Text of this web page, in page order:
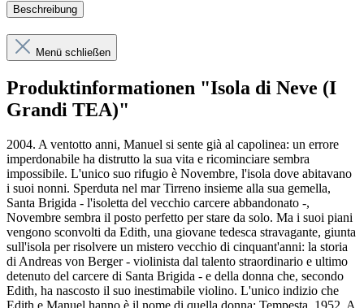
Beschreibung
Menü schließen
Produktinformationen "Isola di Neve (I
Grandi TEA)"
2004. A ventotto anni, Manuel si sente già al capolinea: un errore
imperdonabile ha distrutto la sua vita e ricominciare sembra
impossibile. L'unico suo rifugio è Novembre, l'isola dove abitavano
i suoi nonni. Sperduta nel mar Tirreno insieme alla sua gemella,
Santa Brigida - l'isoletta del vecchio carcere abbandonato -,
Novembre sembra il posto perfetto per stare da solo. Ma i suoi piani
vengono sconvolti da Edith, una giovane tedesca stravagante, giunta
sull'isola per risolvere un mistero vecchio di cinquant'anni: la storia
di Andreas von Berger - violinista dal talento straordinario e ultimo
detenuto del carcere di Santa Brigida - e della donna che, secondo
Edith, ha nascosto il suo inestimabile violino. L'unico indizio che
Edith e Manuel hanno è il nome di quella donna: Tempesta. 1952. A